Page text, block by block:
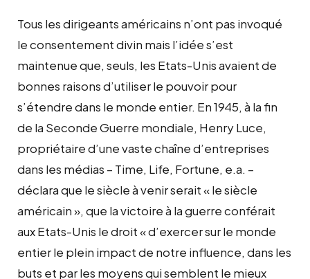
Tous les dirigeants américains n’ont pas invoqué
le consentement divin mais l’idée s’est
maintenue que, seuls, les Etats-Unis avaient de
bonnes raisons d’utiliser le pouvoir pour
s’étendre dans le monde entier. En 1945, à la fin
de la Seconde Guerre mondiale, Henry Luce,
propriétaire d’une vaste chaîne d’entreprises
dans les médias – Time, Life, Fortune, e.a. –
déclara que le siècle à venir serait « le siècle
américain », que la victoire à la guerre conférait
aux Etats-Unis le droit « d’exercer sur le monde
entier le plein impact de notre influence, dans les
buts et par les moyens qui semblent le mieux